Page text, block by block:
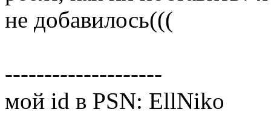
не добавилось(((
--------------------
мой id в PSN: EllNiko